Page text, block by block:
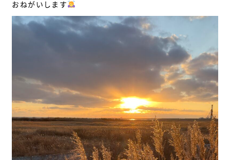
おねがいします